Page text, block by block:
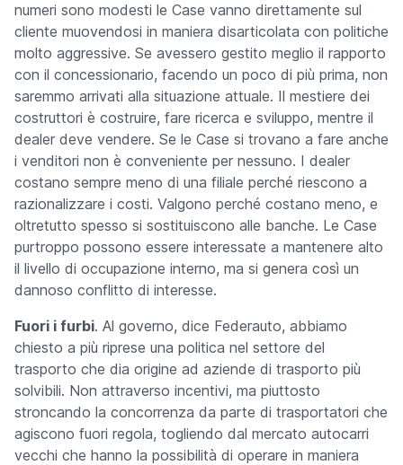
numeri sono modesti le Case vanno direttamente sul
cliente muovendosi in maniera disarticolata con politiche
molto aggressive. Se avessero gestito meglio il rapporto
con il concessionario, facendo un poco di più prima, non
saremmo arrivati alla situazione attuale. Il mestiere dei
costruttori è costruire, fare ricerca e sviluppo, mentre il
dealer deve vendere. Se le Case si trovano a fare anche
i venditori non è conveniente per nessuno. I dealer
costano sempre meno di una filiale perché riescono a
razionalizzare i costi. Valgono perché costano meno, e
oltretutto spesso si sostituiscono alle banche. Le Case
purtroppo possono essere interessate a mantenere alto
il livello di occupazione interno, ma si genera così un
dannoso conflitto di interesse.
Fuori i furbi. Al governo, dice Federauto, abbiamo
chiesto a più riprese una politica nel settore del
trasporto che dia origine ad aziende di trasporto più
solvibili. Non attraverso incentivi, ma piuttosto
stroncando la concorrenza da parte di trasportatori che
agiscono fuori regola, togliendo dal mercato autocarri
vecchi che hanno la possibilità di operare in maniera